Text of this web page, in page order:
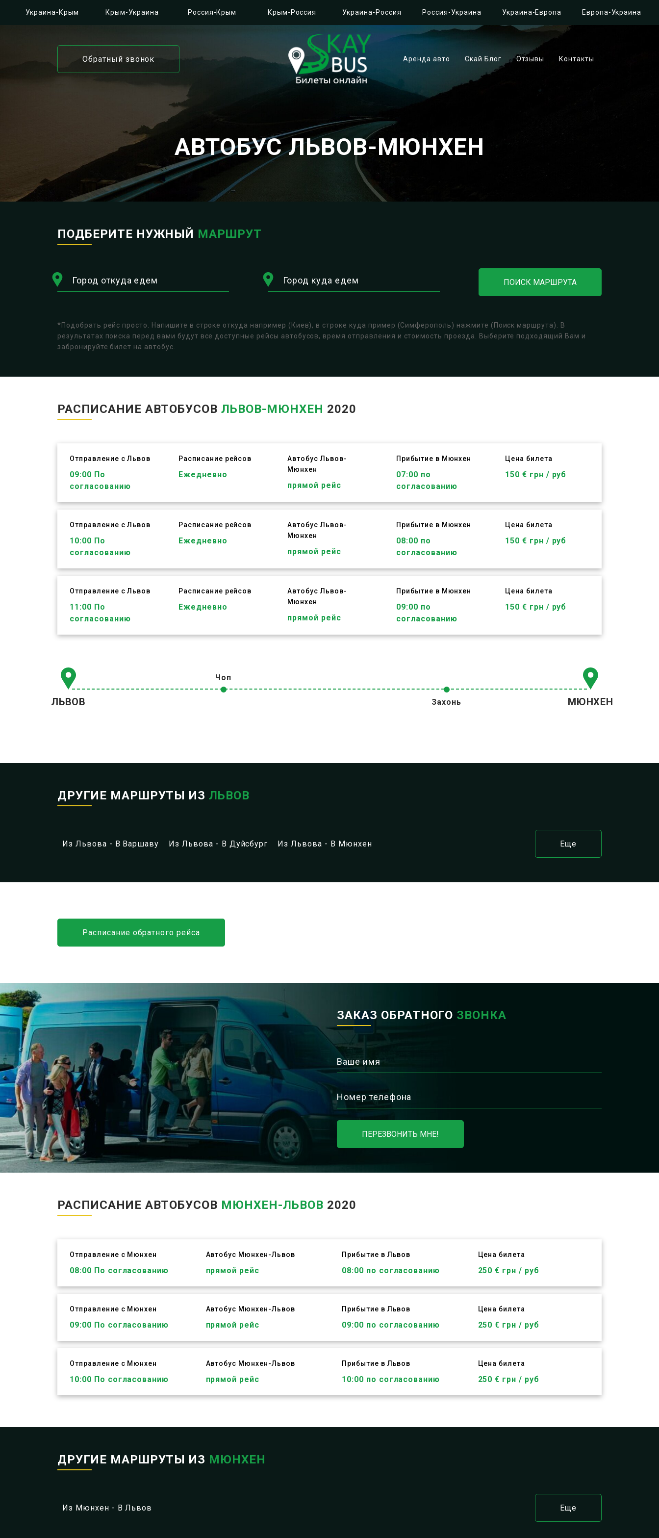
Украина-Крым Крым-Украина Россия-Крым Крым-Россия Украина-Россия Россия-Украина Украина-Европа Европа-Украина
Обратный звонок Аренда авто Скай Блог Отзывы Контакты
АВТОБУС ЛЬВОВ-МЮНХЕН
ПОДБЕРИТЕ НУЖНЫЙ МАРШРУТ
Город откуда едем Город куда едем ПОИСК МАРШРУТА
*Подобрать рейс просто. Напишите в строке откуда например (Киев), в строке куда пример (Симферополь) нажмите (Поиск маршрута). В
результатах поиска перед вами будут все доступные рейсы автобусов, время отправления и стоимость проезда. Выберите подходящий Вам и
забронируйте билет на автобус.
РАСПИСАНИЕ АВТОБУСОВЛЬВОВ-МЮНХЕН 2020
Отправление с Львов
09:00 По
согласованию
Расписание рейсов
Ежедневно
Автобус Львов-
Мюнхен
прямой рейс
Прибытие в Мюнхен
07:00 по
согласованию
Цена билета
150 € грн / руб
ЗАБРОНИРОВАТЬ
Отправление с Львов
10:00 По
согласованию
Расписание рейсов
Ежедневно
Автобус Львов-
Мюнхен
прямой рейс
Прибытие в Мюнхен
08:00 по
согласованию
Цена билета
150 € грн / руб
ЗАБРОНИРОВАТЬ
Отправление с Львов
11:00 По
согласованию
Расписание рейсов
Ежедневно
Автобус Львов-
Мюнхен
прямой рейс
Прибытие в Мюнхен
09:00 по
согласованию
Цена билета
150 € грн / руб
ЗАБРОНИРОВАТЬ
ЛЬВОВ
Чоп
Захонь МЮНХЕН
ДРУГИЕ МАРШРУТЫ ИЗЛЬВОВ
Из Львова - В Варшаву Из Львова - В Дуйсбург Из Львова - В Мюнхен Еще
Расписание обратного рейса
ЗАКАЗ ОБРАТНОГО ЗВОНКА
Ваше имя
Номер телефона
ПЕРЕЗВОНИТЬ МНЕ!
РАСПИСАНИЕ АВТОБУСОВ МЮНХЕН-ЛЬВОВ 2020
Отправление с Мюнхен
08:00 По согласованию
Автобус Мюнхен-Львов
прямой рейс
Прибытие в Львов
08:00 по согласованию
Цена билета
250 € грн / руб
Отправление с Мюнхен
09:00 По согласованию
Автобус Мюнхен-Львов
прямой рейс
Прибытие в Львов
09:00 по согласованию
Цена билета
250 € грн / руб
Отправление с Мюнхен
10:00 По согласованию
Автобус Мюнхен-Львов
прямой рейс
Прибытие в Львов
10:00 по согласованию
Цена билета
250 € грн / руб
ДРУГИЕ МАРШРУТЫ ИЗ МЮНХЕН
Из Мюнхен - В Львов Еще